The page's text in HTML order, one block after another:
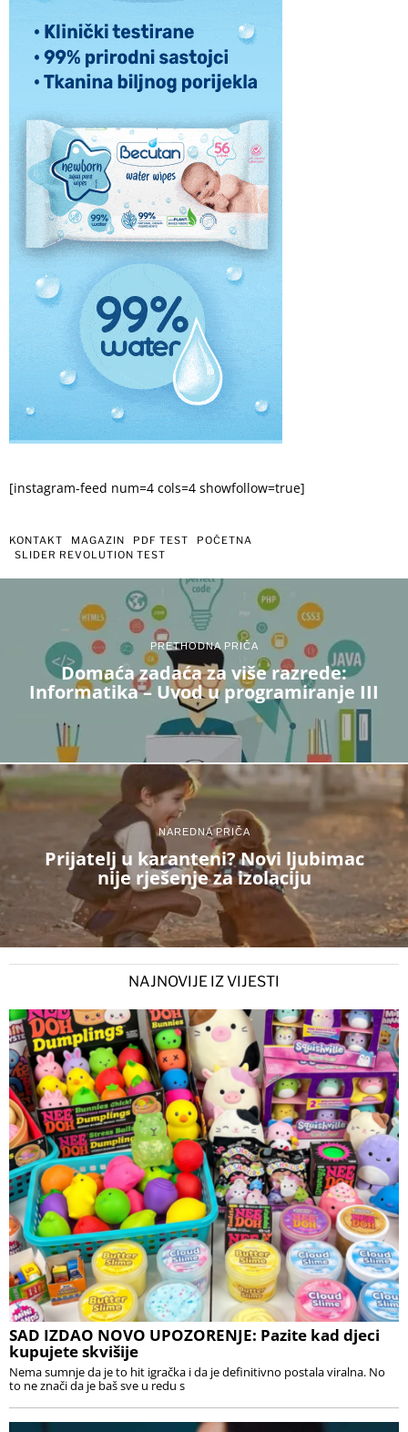
[instagram-feed num=4 cols=4 showfollow=true]
KONTAKT MAGAZIN PDF TEST
POČETNA
SLIDER REVOLUTION TEST
PRETHODNA PRIČA
Domaća zadaća za više razrede:
Informatika – Uvod u programiranje III
NAREDNA PRIČA
Prijatelj u karanteni? Novi ljubimac
nije rješenje za izolaciju
NAJNOVIJE IZ VIJESTI
SAD IZDAO NOVO UPOZORENJE: Pazite kad djeci
kupujete skvišije
Nema sumnje da je to hit igračka i da je definitivno postala viralna. No
to ne znači da je baš sve u redu s